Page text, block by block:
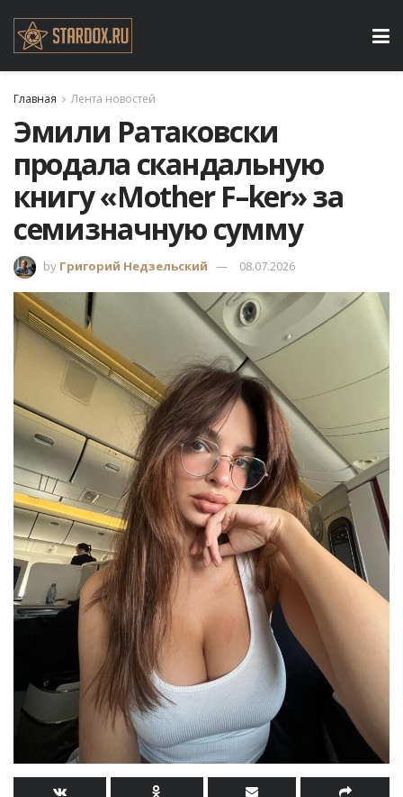
Главная Лента новостей
Эмили Ратаковски
продала скандальную
книгу «Mother F–ker» за
семизначную сумму
by Григорий Недзельский 08.07.2026